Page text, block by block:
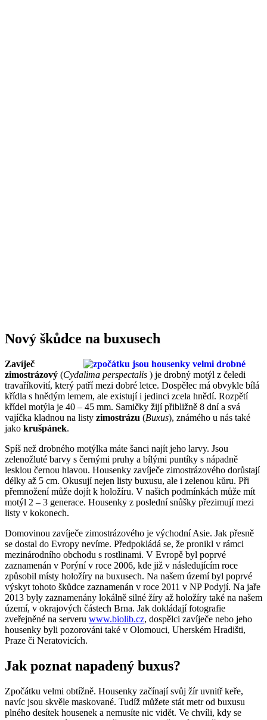
Nový škůdce na buxusech
Zavíječ
zimostrázový (Cydalima perspectalis ) je drobný motýl z čeledi
travaříkovití, který patří mezi dobré letce. Dospělec má obvykle bílá
křídla s hnědým lemem, ale existují i jedinci zcela hnědí. Rozpětí
křídel motýla je 40 – 45 mm. Samičky žijí přibližně 8 dní a svá
vajíčka kladnou na listy zimostrázu (Buxus), známého u nás také
jako krušpánek.
Spíš než drobného motýlka máte šanci najít jeho larvy. Jsou
zelenožluté barvy s černými pruhy a bílými puntíky s nápadně
lesklou černou hlavou. Housenky zavíječe zimostrázového dorůstají
délky až 5 cm. Okusují nejen listy buxusu, ale i zelenou kůru. Při
přemnožení může dojít k holožíru. V našich podmínkách může mít
motýl 2 – 3 generace. Housenky z poslední snůšky přezimují mezi
listy v kokonech.
Domovinou zavíječe zimostrázového je východní Asie. Jak přesně
se dostal do Evropy nevíme. Předpokládá se, že pronikl v rámci
mezinárodního obchodu s rostlinami. V Evropě byl poprvé
zaznamenán v Porýní v roce 2006, kde již v následujícím roce
způsobil místy holožíry na buxusech. Na našem území byl poprvé
výskyt tohoto škůdce zaznamenán v roce 2011 v NP Podyjí. Na jaře
2013 byly zaznamenány lokálně silné žíry až holožíry také na našem
území, v okrajových částech Brna. Jak dokládají fotografie
zveřejněné na serveru www.biolib.cz, dospělci zavíječe nebo jeho
housenky byli pozorováni také v Olomouci, Uherském Hradišti,
Praze či Neratovicích.
Jak poznat napadený buxus?
Zpočátku velmi obtížně. Housenky začínají svůj žír uvnitř keře,
navíc jsou skvěle maskované. Tudíž můžete stát metr od buxusu
plného desítek housenek a nemusíte nic vidět. Ve chvíli, kdy se